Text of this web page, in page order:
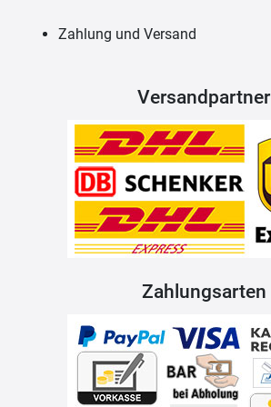
Zahlung und Versand
Versandpartner
Zahlungsarten